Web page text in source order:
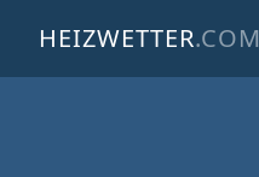
HEIZWETTER.COM